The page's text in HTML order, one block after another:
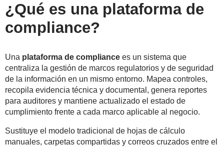
¿Qué es una plataforma de
compliance?
Una plataforma de compliance es un sistema que
centraliza la gestión de marcos regulatorios y de seguridad
de la información en un mismo entorno. Mapea controles,
recopila evidencia técnica y documental, genera reportes
para auditores y mantiene actualizado el estado de
cumplimiento frente a cada marco aplicable al negocio.
Sustituye el modelo tradicional de hojas de cálculo
manuales, carpetas compartidas y correos cruzados entre el